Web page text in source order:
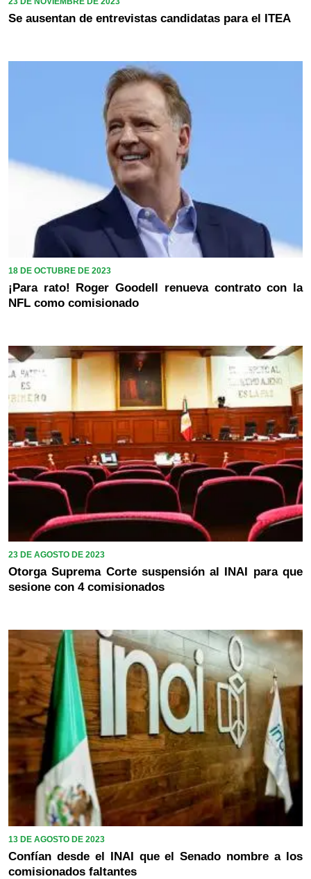
Se ausentan de entrevistas candidatas para el ITEA
18 DE OCTUBRE DE 2023
¡Para rato! Roger Goodell renueva contrato con la
NFL como comisionado
23 DE AGOSTO DE 2023
Otorga Suprema Corte suspensión al INAI para que
sesione con 4 comisionados
13 DE AGOSTO DE 2023
Confían desde el INAI que el Senado nombre a los
comisionados faltantes